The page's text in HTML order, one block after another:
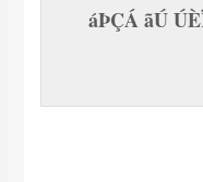
áÞÇÁ ãÚ